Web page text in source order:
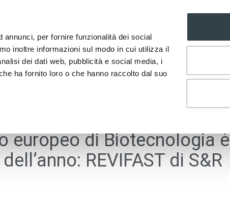
per fornire funzionalità dei social
inoltre informazioni sul modo in cui utilizza il
dei dati web, pubblicità e social media, i
ha fornito loro o che hanno raccolto dal suo
europeo di Biotecnologia è
REVIFAST di S&R